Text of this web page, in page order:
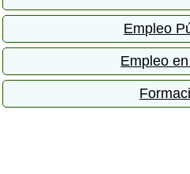
Empleo
Empleo